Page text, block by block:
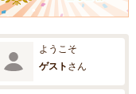
ようこそ
ゲスト さん